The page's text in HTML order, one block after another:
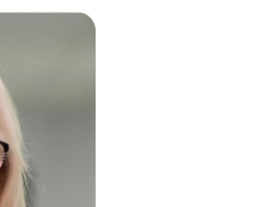
через
косметику или при
Характерный
отделяемое, из-
слипаются по
местные
и мазей.